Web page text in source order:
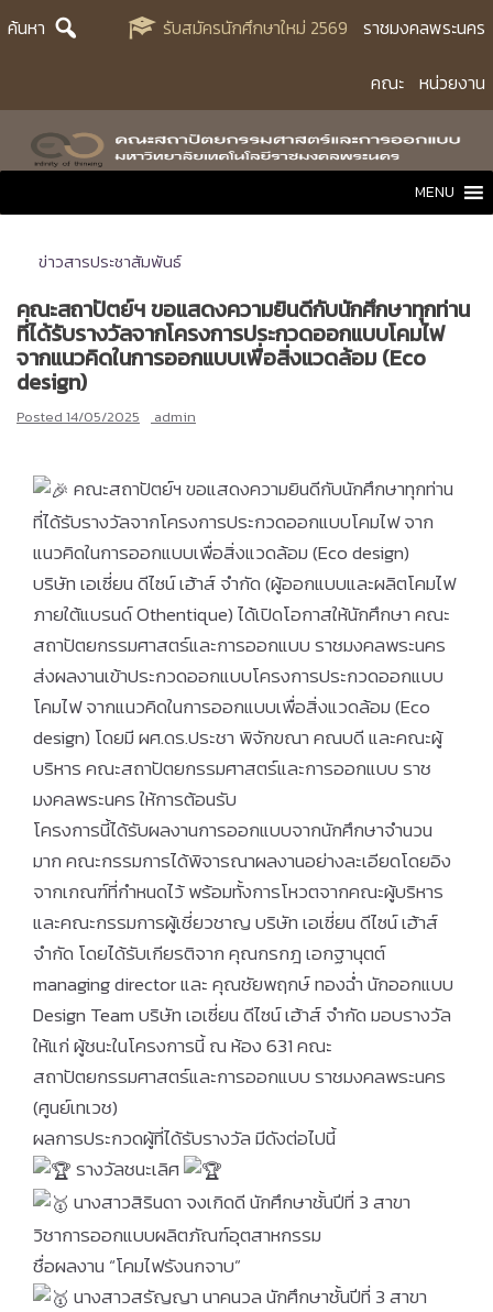
Skipค้นหา รับสมัครนักศึกษาใหม่ 2569 ราชมงคลพระนคร
คณะ หน่วยงาน
MENU
ข่าวสารประชาสัมพันธ์
คณะสถาปัตย์ฯ ขอแสดงความยินดีกับนักศึกษาทุกท่าน
ที่ได้รับรางวัลจากโครงการประกวดออกแบบโคมไฟ
จากแนวคิดในการออกแบบเพื่อสิ่งแวดล้อม (Eco
design)
Posted 14/05/2025 admin
คณะสถาปัตย์ฯ ขอแสดงความยินดีกับนักศึกษาทุกท่าน
ที่ได้รับรางวัลจากโครงการประกวดออกแบบโคมไฟ จาก
แนวคิดในการออกแบบเพื่อสิ่งแวดล้อม (Eco design)
บริษัท เอเซี่ยน ดีไซน์ เฮ้าส์ จำกัด (ผู้ออกแบบและผลิตโคมไฟ
ภายใต้แบรนด์ Othentique) ได้เปิดโอกาสให้นักศึกษา คณะ
สถาปัตยกรรมศาสตร์และการออกแบบ ราชมงคลพระนคร
ส่งผลงานเข้าประกวดออกแบบโครงการประกวดออกแบบ
โคมไฟ จากแนวคิดในการออกแบบเพื่อสิ่งแวดล้อม (Eco
design) โดยมี ผศ.ดร.ประชา พิจักขณา คณบดี และคณะผู้
บริหาร คณะสถาปัตยกรรมศาสตร์และการออกแบบ ราช
มงคลพระนคร ให้การต้อนรับ
โครงการนี้ได้รับผลงานการออกแบบจากนักศึกษาจำนวน
มาก คณะกรรมการได้พิจารณาผลงานอย่างละเอียดโดยอิง
จากเกณฑ์ที่กำหนดไว้ พร้อมทั้งการโหวตจากคณะผู้บริหาร
และคณะกรรมการผู้เชี่ยวชาญ บริษัท เอเซี่ยน ดีไซน์ เฮ้าส์
จำกัด โดยได้รับเกียรติจาก คุณกรกฎ เอกฐานุตต์
managing director และ คุณชัยพฤกษ์ ทองฉ่ำ นักออกแบบ
Design Team บริษัท เอเซี่ยน ดีไซน์ เฮ้าส์ จำกัด มอบรางวัล
ให้แก่ ผู้ชนะในโครงการนี้ ณ ห้อง 631 คณะ
สถาปัตยกรรมศาสตร์และการออกแบบ ราชมงคลพระนคร
(ศูนย์เทเวช)
ผลการประกวดผู้ที่ได้รับรางวัล มีดังต่อไปนี้
รางวัลชนะเลิศ
นางสาวสิรินดา จงเกิดดี นักศึกษาชั้นปีที่ 3 สาขา
วิชาการออกแบบผลิตภัณฑ์อุตสาหกรรม
ชื่อผลงาน “โคมไฟรังนกจาบ”
นางสาวสรัญญา นาคนวล นักศึกษาชั้นปีที่ 3 สาขา